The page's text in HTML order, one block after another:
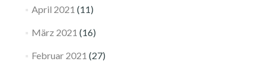
April 2021 (11)
März 2021 (16)
Februar 2021 (27)